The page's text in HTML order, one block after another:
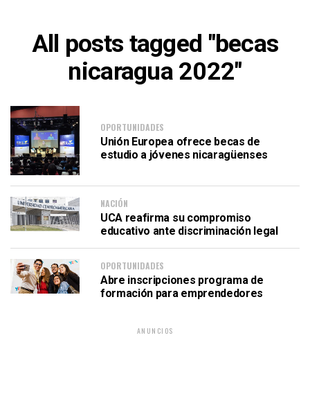
All posts tagged "becas
nicaragua 2022"
OPORTUNIDADES
Unión Europea ofrece becas de
estudio a jóvenes nicaragüenses
NACIÓN
UCA reafirma su compromiso
educativo ante discriminación legal
OPORTUNIDADES
Abre inscripciones programa de
formación para emprendedores
ANUNCIOS